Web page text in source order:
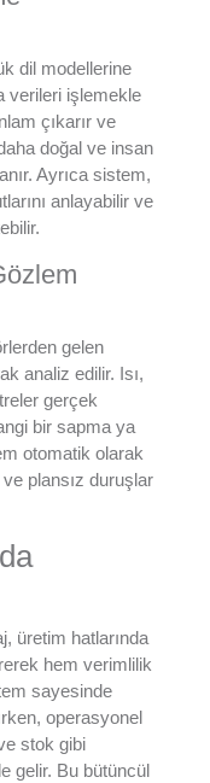
dil modellerine
verileri işlemekle
çıkarır ve
doğal ve insan
Ayrıca sistem,
anlayabilir ve
gelen
analiz edilir. Isı,
gerçek
bir sapma ya
otomatik olarak
plansız duruşlar
üretim hatlarında
hem verimlilik
sayesinde
operasyonel
stok gibi
gelir. Bu bütüncül